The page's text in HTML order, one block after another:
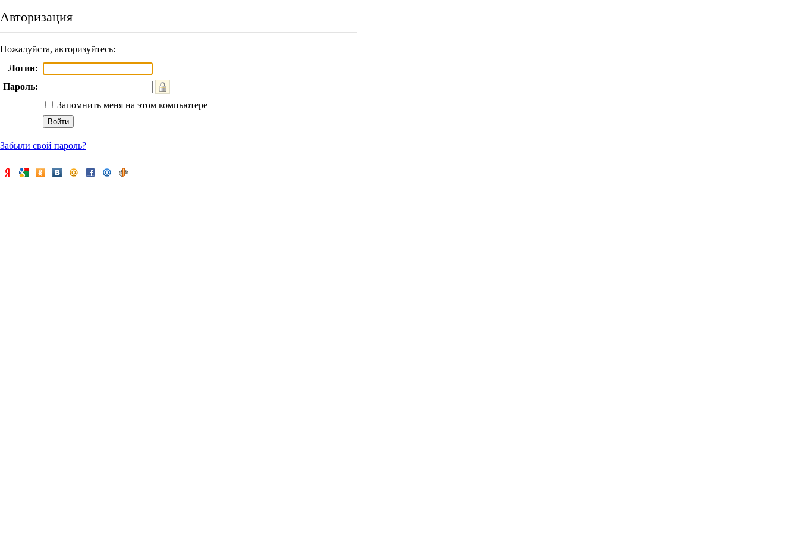
Авторизация
Пожалуйста, авторизуйтесь:
Логин:
Пароль:
Запомнить меня на этом компьютере
Забыли свой пароль?